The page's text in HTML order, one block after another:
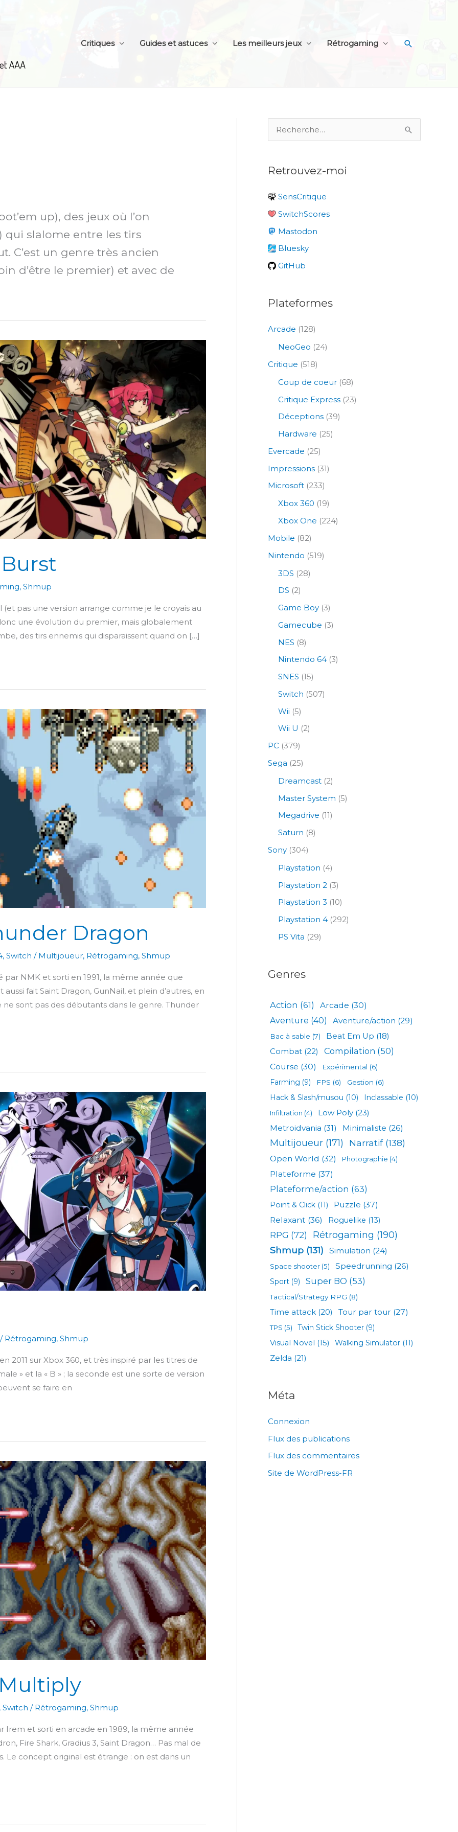
Critiques
Guides et astuces Les meilleurs jeux Rétrogaming
up), des jeux où l’on
qui slalome entre les tirs
C’est un genre très ancien
d’être le premier) et avec de
, Shmup
pas une version arrange comme je le croyais au
une évolution du premier, mais globalement
des tirs ennemis qui disparaissent quand on […]
Dragon
, Switch / Multijoueur, Rétrogaming, Shmup
NMK et sorti en 1991, la même année que
fait Saint Dragon, GunNail, et plein d’autres, en
sont pas des débutants dans le genre. Thunder
/ Rétrogaming, Shmup
2011 sur Xbox 360, et très inspiré par les titres de
» et la « B » ; la seconde est une sorte de version
se faire en
, Switch / Rétrogaming, Shmup
et sorti en arcade en 1989, la même année
Fire Shark, Gradius 3, Saint Dragon… Pas mal de
Le concept original est étrange : on est dans un
e
h
r
c
h
e
r
Retrouvez-moi
SensCritique
SwitchScores
Mastodon
Bluesky
GitHub
Plateformes
Arcade (128)
NeoGeo (24)
Critique (518)
Coup de coeur (68)
Critique Express (23)
Déceptions (39)
Hardware (25)
Evercade (25)
Impressions (31)
Microsoft (233)
Xbox 360 (19)
Xbox One (224)
Mobile (82)
Nintendo (519)
3DS (28)
DS (2)
Game Boy (3)
Gamecube (3)
NES (8)
Nintendo 64 (3)
SNES (15)
Switch (507)
Wii (5)
Wii U (2)
PC (379)
Sega (25)
Dreamcast (2)
Master System (5)
Megadrive (11)
Saturn (8)
Sony (304)
Playstation (4)
Playstation 2 (3)
Playstation 3 (10)
Playstation 4 (292)
PS Vita (29)
Genres
Action (61) Arcade (30)
Aventure (40) Aventure/action (29)
Bac à sable (7) Beat Em Up (18)
Combat(22) Compilation (50)
Course (30) Expérimental (6)
Farming (9) FPS (6) Gestion (6)
Hack & Slash/musou (10) Inclassable (10)
Infiltration (4) Low Poly (23)
Metroidvania (31) Minimaliste (26)
Multijoueur(171) Narratif(138)
Open World (32) Photographie (4)
Plateforme (37)
Plateforme/action (63)
Point & Click(11) Puzzle (37)
Relaxant (36) Roguelike (13)
RPG (72) Rétrogaming (190)
Shmup(131) Simulation (24)
Space shooter(5) Speedrunning (26)
Sport(9) Super BO (53)
Tactical/Strategy RPG (8)
Time attack(20) Tour par tour (27)
TPS (5) Twin Stick Shooter (9)
Visual Novel (15) Walking Simulator (11)
Zelda (21)
Méta
Connexion
Flux des publications
Flux des commentaires
Site de WordPress-FR